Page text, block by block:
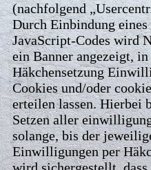
(nachfolgend
Durch Einbindung eines
JavaScript-Codes wird
ein Banner angezeigt,
Häkchensetzung
Cookies und/oder
erteilen lassen. Hierbei
Setzen aller
solange, bis der
Einwilligungen per